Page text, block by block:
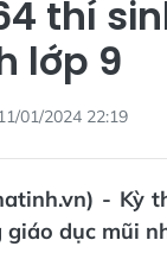
thí
lớp 9
11/01/2024 22:19
- Kỳ
giáo dục mũi